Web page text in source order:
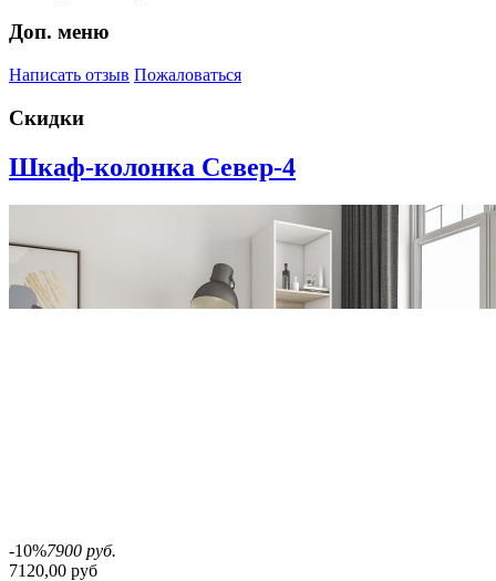
Доп. меню
Написать отзыв Пожаловаться
Скидки
Шкаф-колонка Север-4
-10%7900 руб.
7120,00 руб